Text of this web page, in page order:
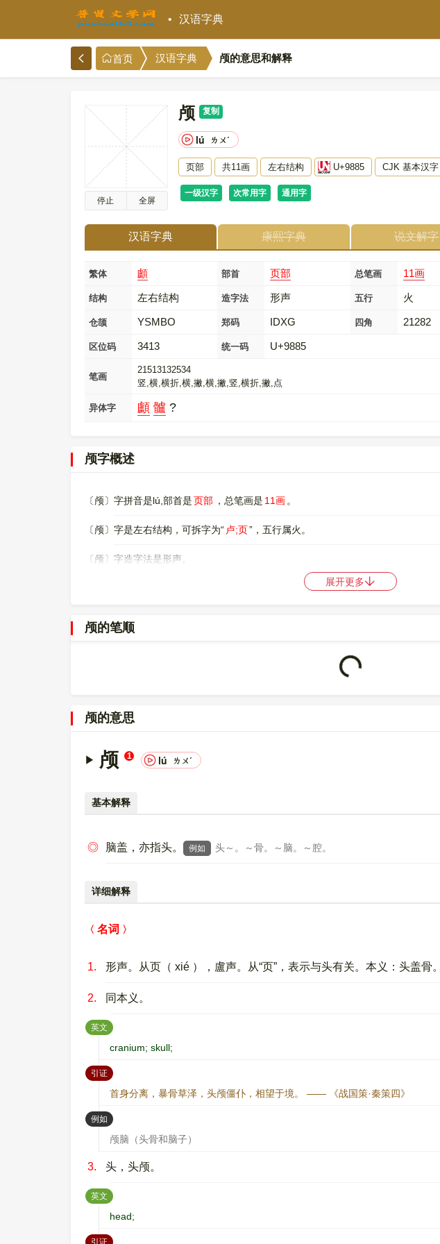
汉语字典
首页 汉语字典 颅的意思和解释
停止 全屏
颅 复制
lú ㄌㄨˊ
页部 共11画 左右结构 U+9885 CJK 基本汉字
一级汉字 次常用字 通用字
汉语字典 康熙字典 说文解字
繁体 顱 部首 页部 总笔画 11画
结构 左右结构 造字法 形声 五行 火
仓颉 YSMBO 郑码 IDXG 四角 21282
区位码 3413 统一码 U+9885
笔画
21513132534
竖,横,横折,横,撇,横,撇,竖,横折,撇,点
异体字 顱 髗 ?
颅字概述
〔颅〕字拼音是lú,部首是页部 ，总笔画是 11画 。
〔颅〕字是左右结构，可拆字为“ 卢;页”，五行属火。
〔颅〕字造字法是形声。
，四角号码是21282，郑码是
00009885，UTF-8：E9 A2 85。
2252。
展开更多
颅的笔顺
Loading...
颅的意思
颅 1 lú ㄌㄨˊ
基本解释
◎ 脑盖，亦指头。 例如 头～。～骨。～脑。～腔。
详细解释
名词
1. 形声。从页（ xié ），盧声。从“页”，表示与头有关。本义：头盖骨。
2. 同本义。
英文 ：
cranium; skull;
引证：
首身分离，暴骨草泽，头颅僵仆，相望于境。 —— 《战国策·秦策四》
例如 ：
颅脑（头骨和脑子）
3. 头，头颅。
英文 ：
head;
引证：